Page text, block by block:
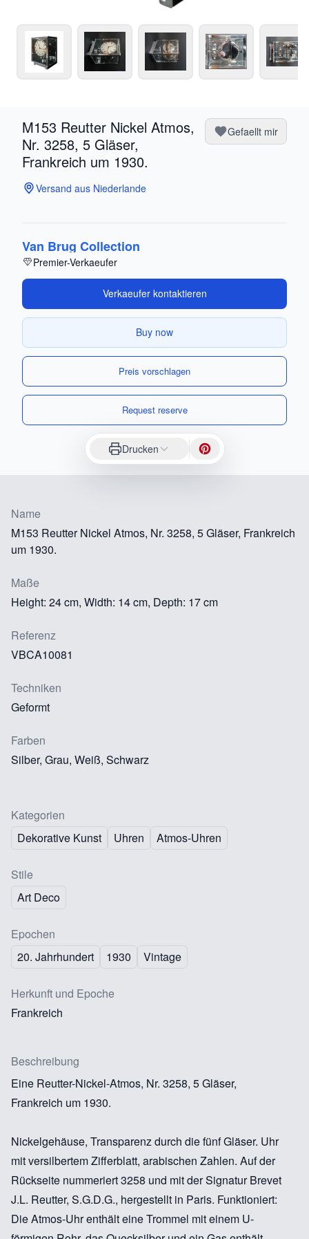
M153 Reutter Nickel Atmos,
Nr. 3258, 5 Gläser,
Frankreich um 1930.
Gefaellt mir
Versand aus Niederlande
Van Brug Collection
Premier-Verkaeufer
Verkaeufer kontaktieren
Buy now
Preis vorschlagen
Request reserve
Drucken
Name
M153 Reutter Nickel Atmos, Nr. 3258, 5 Gläser, Frankreich
um 1930.
Maße
Height: 24 cm, Width: 14 cm, Depth: 17 cm
Referenz
VBCA10081
Techniken
Geformt
Farben
Silber, Grau, Weiß, Schwarz
Kategorien
Dekorative Kunst
Uhren Atmos-Uhren
Stile
Art Deco
Epochen
20. Jahrhundert
1930 Vintage
Herkunft und Epoche
Frankreich
Beschreibung
Eine Reutter-Nickel-Atmos, Nr. 3258, 5 Gläser,
Frankreich um 1930.
Nickelgehäuse, Transparenz durch die fünf Gläser. Uhr
mit versilbertem Zifferblatt, arabischen Zahlen. Auf der
Rückseite nummeriert 3258 und mit der Signatur Brevet
J.L. Reutter, S.G.D.G., hergestellt in Paris. Funktioniert:
Die Atmos-Uhr enthält eine Trommel mit einem U-